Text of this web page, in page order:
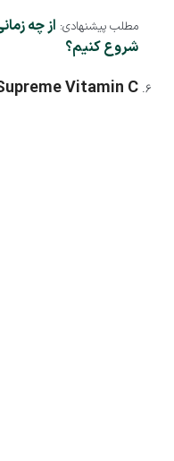
مطلب پیشنهادی: از چه
شروع کنیم؟
Vitamin C